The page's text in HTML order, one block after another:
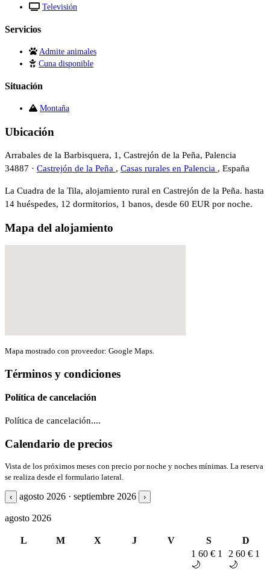
Televisión
Servicios
Admite animales
Cuna disponible
Situación
Montaña
Ubicación
Arrabales de la Barbisquera, 1, Castrejón de la Peña, Palencia
34887 · Castrejón de la Peña , Casas rurales en Palencia , España
La Cuadra de la Tila, alojamiento rural en Castrejón de la Peña. hasta
14 huéspedes, 12 dormitorios, 1 banos, desde 60 EUR por noche.
Mapa del alojamiento
Mapa mostrado con proveedor: Google Maps.
Términos y condiciones
Política de cancelación
Política de cancelación....
Calendario de precios
Vista de los próximos meses con precio por noche y noches mínimas. La reserva
se realiza desde el formulario lateral.
‹ agosto 2026 · septiembre 2026 ›
agosto 2026
L M X J V S
D
1 60 € 1
🌙
2 60 € 1
🌙